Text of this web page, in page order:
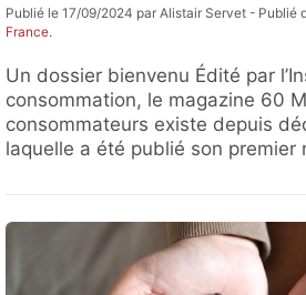
Publié le 17/09/2024 par Alistair Servet - Publié
France.
Un dossier bienvenu Édité par
consommation, le magazine 60
consommateurs existe depuis
laquelle a été publié son premier